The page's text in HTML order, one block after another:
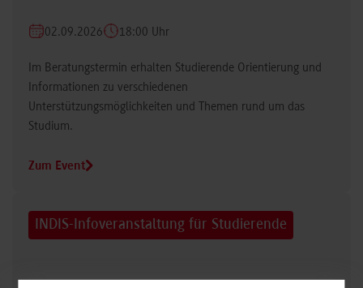
02.09.2026 18:00 Uhr
Im Beratungstermin erhalten Studierende Orientierung und
Informationen zu verschiedenen
Unterstützungsmöglichkeiten und Themen rund um das
Studium.
Zum Event
INDIS-Infoveranstaltung für Studierende